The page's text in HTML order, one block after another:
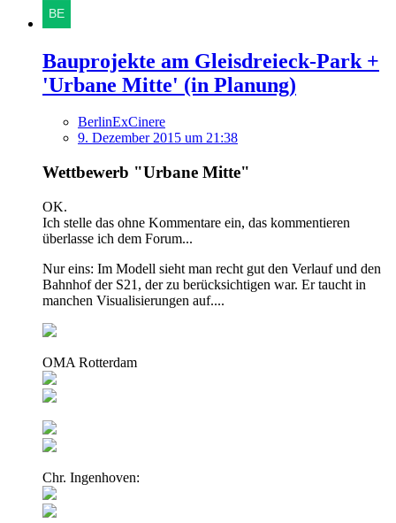
Bauprojekte am Gleisdreieck-Park +
'Urbane Mitte' (in Planung)
BerlinExCinere
9. Dezember 2015 um 21:38
Wettbewerb "Urbane Mitte"
OK.
Ich stelle das ohne Kommentare ein, das kommentieren
überlasse ich dem Forum...
Nur eins: Im Modell sieht man recht gut den Verlauf und den
Bahnhof der S21, der zu berücksichtigen war. Er taucht in
manchen Visualisierungen auf....
OMA Rotterdam
Chr. Ingenhoven: